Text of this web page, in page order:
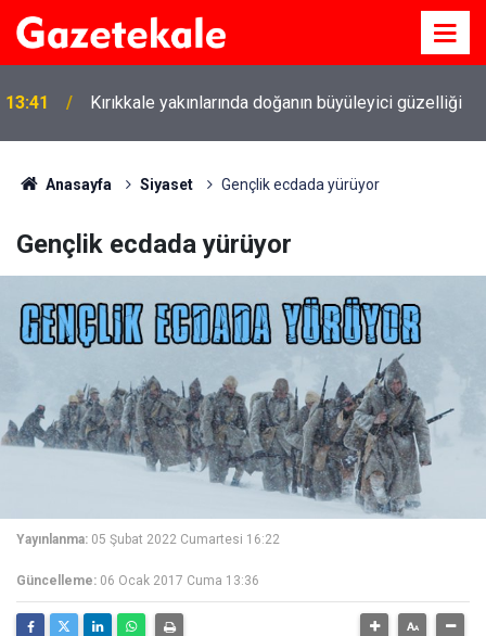
13:41 Kırıkkale yakınlarında doğanın büyüleyici güzelliği
Anasayfa Siyaset Gençlik ecdada yürüyor
Gençlik ecdada yürüyor
Yayınlanma: 05 Şubat 2022 Cumartesi 16:22
Güncelleme: 06 Ocak 2017 Cuma 13:36